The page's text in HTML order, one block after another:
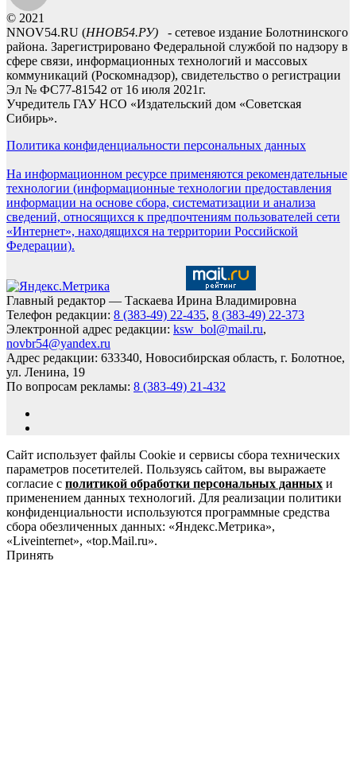
© 2021
NNOV54.RU (ННОВ54.РУ) - сетевое издание Болотнинского
района. Зарегистрировано Федеральной службой по надзору в
сфере связи, информационных технологий и массовых
коммуникаций (Роскомнадзор), свидетельство о регистрации
Эл № ФС77-81542 от 16 июля 2021г.
Учредитель ГАУ НСО «Издательский дом «Советская
Сибирь».
Политика конфиденциальности персональных данных
На информационном ресурсе применяются рекомендательные
технологии (информационные технологии предоставления
информации на основе сбора, систематизации и анализа
сведений, относящихся к предпочтениям пользователей сети
«Интернет», находящихся на территории Российской
Федерации).
Главный редактор — Таскаева Ирина Владимировна
Телефон редакции: 8 (383-49) 22-435, 8 (383-49) 22-373
Электронной адрес редакции: ksw_bol@mail.ru,
novbr54@yandex.ru
Адрес редакции: 633340, Новосибирская область, г. Болотное,
ул. Ленина, 19
По вопросам рекламы: 8 (383-49) 21-432
Сайт использует файлы Cookie и сервисы сбора технических
параметров посетителей. Пользуясь сайтом, вы выражаете
согласие с политикой обработки персональных данных и
применением данных технологий. Для реализации политики
конфиденциальности используются программные средства
сбора обезличенных данных: «Яндекс.Метрика»,
«Liveinternet», «top.Mail.ru».
Принять